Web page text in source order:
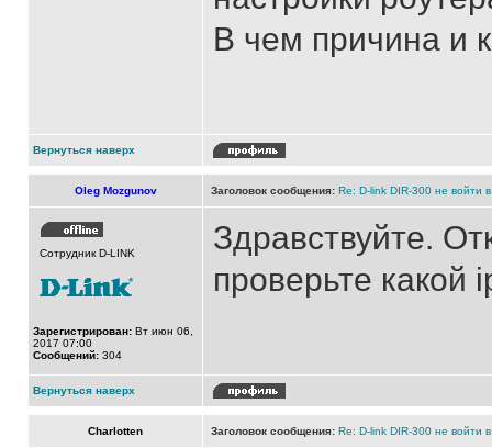
В чем причина и
Вернуться наверх
Oleg Mozgunov Заголовок сообщения: Re: D-link DIR-300 не войти
Сотрудник D-LINK
Зарегистрирован: Вт июн 06,
2017 07:00
Сообщений: 304
Здравствуйте.
проверьте какой
Вернуться наверх
Charlotten Заголовок сообщения: Re: D-link DIR-300 не войти